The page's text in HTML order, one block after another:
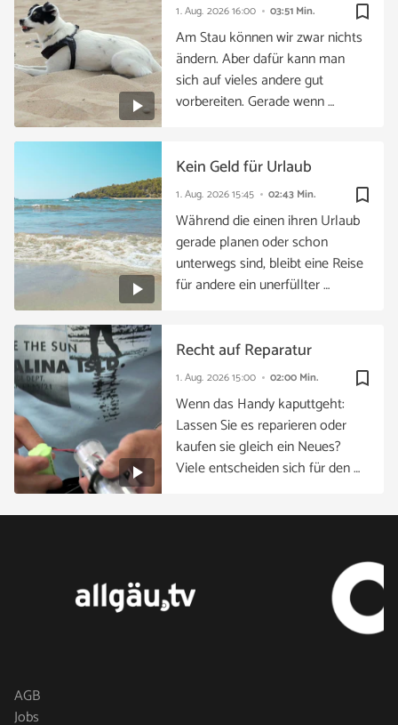
bookmark_border
1. Aug. 202616:00 03:51 Min.
Am Stau können wir zwar nichts
ändern. Aber dafür kann man
sich auf vieles andere gut
vorbereiten. Gerade wenn …
bookmark_border
1. Aug. 202615:45 02:43 Min.
Kein Geld für Urlaub
Während die einen ihren Urlaub
gerade planen oder schon
unterwegs sind, bleibt eine Reise
für andere ein unerfüllter …
bookmark_border
1. Aug. 202615:00 02:00 Min.
Recht auf Reparatur
Wenn das Handy kaputtgeht:
Lassen Sie es reparieren oder
kaufen sie gleich ein Neues?
Viele entscheiden sich für den …
AGB
Jobs